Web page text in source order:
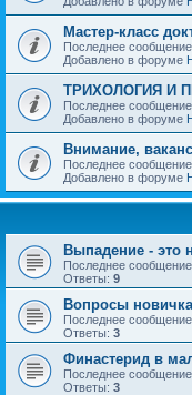
Мастер-класс
Последнее сообщение
Добавлено в форуме
ТРИХОЛОГИЯ И
Последнее сообщение
Добавлено в форуме
Внимание,
Последнее сообщение
Добавлено в форуме
Выпадение - это
Последнее сообщение
Ответы: 9
Вопросы новичка
Последнее сообщение
Ответы: 3
Финастерид в
Последнее сообщение
Ответы: 3